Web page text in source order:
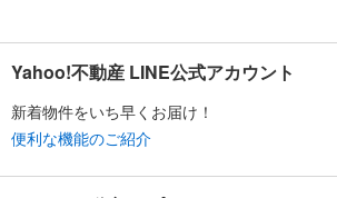
Yahoo!不動産 LINE公式アカウント
新着物件をいち早くお届け！
便利な機能のご紹介